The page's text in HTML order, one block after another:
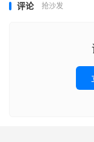
评论 抢沙发